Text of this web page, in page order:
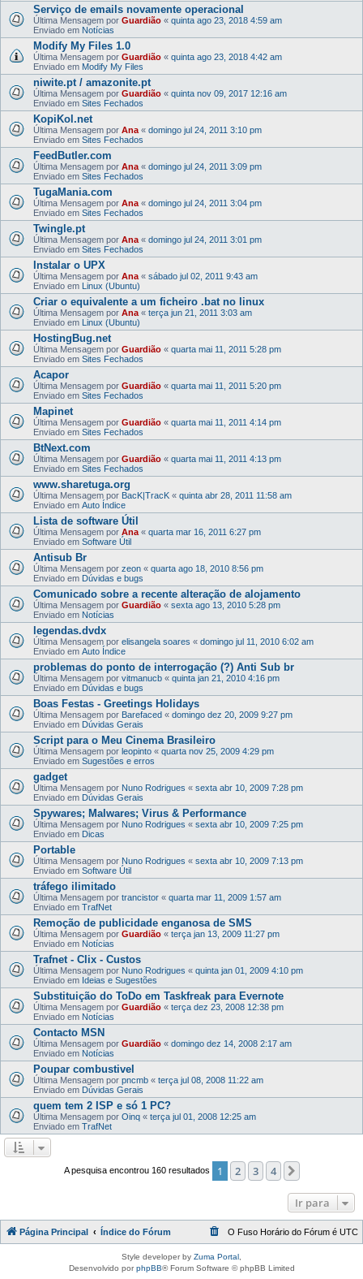
Serviço de emails novamente operacional
Última Mensagem por Guardião « quinta ago 23, 2018 4:59 am
Enviado em Notícias
Modify My Files 1.0
Última Mensagem por Guardião « quinta ago 23, 2018 4:42 am
Enviado em Modify My Files
niwite.pt / amazonite.pt
Última Mensagem por Guardião « quinta nov 09, 2017 12:16 am
Enviado em Sites Fechados
KopiKol.net
Última Mensagem por Ana « domingo jul 24, 2011 3:10 pm
Enviado em Sites Fechados
FeedButler.com
Última Mensagem por Ana « domingo jul 24, 2011 3:09 pm
Enviado em Sites Fechados
TugaMania.com
Última Mensagem por Ana « domingo jul 24, 2011 3:04 pm
Enviado em Sites Fechados
Twingle.pt
Última Mensagem por Ana « domingo jul 24, 2011 3:01 pm
Enviado em Sites Fechados
Instalar o UPX
Última Mensagem por Ana « sábado jul 02, 2011 9:43 am
Enviado em Linux (Ubuntu)
Criar o equivalente a um ficheiro .bat no linux
Última Mensagem por Ana « terça jun 21, 2011 3:03 am
Enviado em Linux (Ubuntu)
HostingBug.net
Última Mensagem por Guardião « quarta mai 11, 2011 5:28 pm
Enviado em Sites Fechados
Acapor
Última Mensagem por Guardião « quarta mai 11, 2011 5:20 pm
Enviado em Sites Fechados
Mapinet
Última Mensagem por Guardião « quarta mai 11, 2011 4:14 pm
Enviado em Sites Fechados
BtNext.com
Última Mensagem por Guardião « quarta mai 11, 2011 4:13 pm
Enviado em Sites Fechados
www.sharetuga.org
Última Mensagem por BacK|TracK « quinta abr 28, 2011 11:58 am
Enviado em Auto Índice
Lista de software Útil
Última Mensagem por Ana « quarta mar 16, 2011 6:27 pm
Enviado em Software Útil
Antisub Br
Última Mensagem por zeon « quarta ago 18, 2010 8:56 pm
Enviado em Dúvidas e bugs
Comunicado sobre a recente alteração de alojamento
Última Mensagem por Guardião « sexta ago 13, 2010 5:28 pm
Enviado em Notícias
legendas.dvdx
Última Mensagem por elisangela soares « domingo jul 11, 2010 6:02 am
Enviado em Auto Índice
problemas do ponto de interrogação (?) Anti Sub br
Última Mensagem por vitmanucb « quinta jan 21, 2010 4:16 pm
Enviado em Dúvidas e bugs
Boas Festas - Greetings Holidays
Última Mensagem por Barefaced « domingo dez 20, 2009 9:27 pm
Enviado em Dúvidas Gerais
Script para o Meu Cinema Brasileiro
Última Mensagem por leopinto « quarta nov 25, 2009 4:29 pm
Enviado em Sugestões e erros
gadget
Última Mensagem por Nuno Rodrigues « sexta abr 10, 2009 7:28 pm
Enviado em Dúvidas Gerais
Spywares; Malwares; Virus & Performance
Última Mensagem por Nuno Rodrigues « sexta abr 10, 2009 7:25 pm
Enviado em Dicas
Portable
Última Mensagem por Nuno Rodrigues « sexta abr 10, 2009 7:13 pm
Enviado em Software Útil
tráfego ilimitado
Última Mensagem por trancistor « quarta mar 11, 2009 1:57 am
Enviado em TrafNet
Remoção de publicidade enganosa de SMS
Última Mensagem por Guardião « terça jan 13, 2009 11:27 pm
Enviado em Notícias
Trafnet - Clix - Custos
Última Mensagem por Nuno Rodrigues « quinta jan 01, 2009 4:10 pm
Enviado em Ideias e Sugestões
Substituição do ToDo em Taskfreak para Evernote
Última Mensagem por Guardião « terça dez 23, 2008 12:38 pm
Enviado em Notícias
Contacto MSN
Última Mensagem por Guardião « domingo dez 14, 2008 2:17 am
Enviado em Notícias
Poupar combustivel
Última Mensagem por pncmb « terça jul 08, 2008 11:22 am
Enviado em Dúvidas Gerais
quem tem 2 ISP e só 1 PC?
Última Mensagem por Oinq « terça jul 01, 2008 12:25 am
Enviado em TrafNet
A pesquisa encontrou 160 resultados 1 2 3 4
Ir para
Página Principal Índice do Fórum O Fuso Horário do Fórum é UTC
Style developer by Zuma Portal
Desenvolvido porphpBB® Forum Software © phpBB Limited